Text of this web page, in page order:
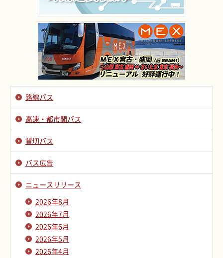
路線バス
高速・都市間バス
貸切バス
バス広告
ニュースリリース
2026年8月
2026年7月
2026年6月
2026年5月
2026年4月